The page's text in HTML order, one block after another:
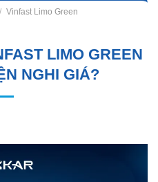
/ Vinfast Limo Green
LIMO GREEN
NGHI GIÁ?